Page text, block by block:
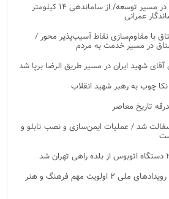
چالوس آماده جهشی تازه در مسیر توسعه/ از ساماندهی ۱۴ کیلومتر
عمرانی
با مقاوم‌سازی نقاط آسیب‌پذیر محور /
در مسیر خدمت به مردم
نکا چوب به رهبر شهید انقلاب
تاریخ معاصر
شد / عملیات ایمن‌سازی و نصب تابلو و
توسعه باغ هنر و برگزاری رویدادهای ملی ۲ اولویت مهم فرهنگ و هنر